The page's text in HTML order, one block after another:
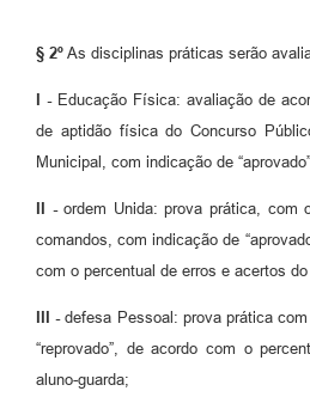
§ 2º As disciplinas práticas serão
I -Educação Física: avaliação de
de aptidão física do Concurso
Municipal, com indicação de
II -ordem Unida: prova prática, com
comandos, com indicação de
com o percentual de erros e acertos do
III -defesa Pessoal: prova prática com
“reprovado”, de acordo com o
aluno-guarda;